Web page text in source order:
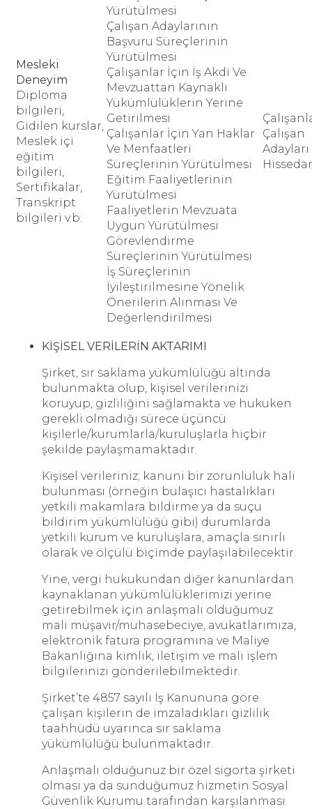
Mesleki
Deneyim
Diploma
bilgileri,
Gidilen kurslar,
Meslek içi
eğitim
bilgileri,
Sertifikalar,
Transkript
bilgileri v.b.
Yürütülmesi
Çalışan Adaylarının
Başvuru Süreçlerinin
Yürütülmesi
Çalışanlar İçin İş Akdi Ve
Mevzuattan Kaynaklı
Yükümlülüklerin Yerine
Getirilmesi
Çalışanlar İçin Yan Haklar
Ve Menfaatleri
Süreçlerinin Yürütülmesi
Eğitim Faaliyetlerinin
Yürütülmesi
Faaliyetlerin Mevzuata
Uygun Yürütülmesi
Görevlendirme
Süreçlerinin Yürütülmesi
İş Süreçlerinin
İyileştirilmesine Yönelik
Önerilerin Alınması Ve
Değerlendirilmesi
Çalışan
Adayları
KİŞİSEL VERİLERİN AKTARIMI
Şirket, sır saklama yükümlülüğü altında
bulunmakta olup, kişisel verilerinizi
koruyup, gizliliğini sağlamakta ve hukuken
gerekli olmadığı sürece üçüncü
kişilerle/kurumlarla/kuruluşlarla hiçbir
şekilde paylaşmamaktadır.
Kişisel verileriniz; kanuni bir zorunluluk hali
bulunması (örneğin bulaşıcı hastalıkları
yetkili makamlara bildirme ya da suçu
bildirim yükümlülüğü gibi) durumlarda
yetkili kurum ve kuruluşlara, amaçla sınırlı
olarak ve ölçülü biçimde paylaşılabilecektir.
Yine, vergi hukukundan diğer kanunlardan
kaynaklanan yükümlülüklerimizi yerine
getirebilmek için anlaşmalı olduğumuz
mali müşavir/muhasebeciye, avukatlarımıza,
elektronik fatura programına ve Maliye
Bakanlığına kimlik, iletişim ve mali işlem
bilgilerinizi gönderilebilmektedir.
Şirket’te 4857 sayılı İş Kanununa göre
çalışan kişilerin de imzaladıkları gizlilik
taahhüdü uyarınca sır saklama
yükümlülüğü bulunmaktadır.
Anlaşmalı olduğunuz bir özel sigorta şirketi
olması ya da sunduğumuz hizmetin Sosyal
Güvenlik Kurumu tarafından karşılanması